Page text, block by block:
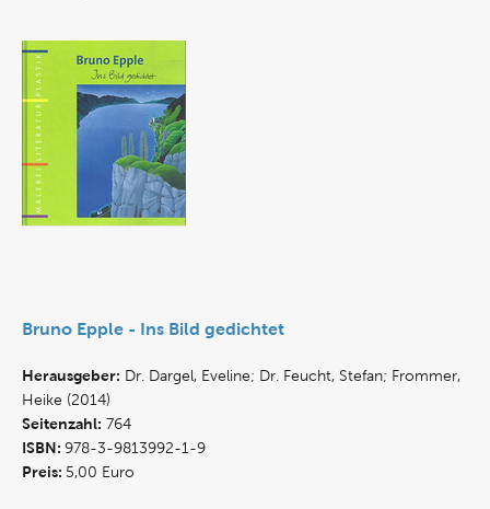
Bruno Epple - Ins Bild gedichtet
Herausgeber: Dr. Dargel, Eveline; Dr. Feucht, Stefan; Frommer,
Heike (2014)
Seitenzahl: 764
ISBN: 978-3-9813992-1-9
Preis: 5,00 Euro